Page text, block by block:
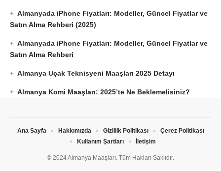
Almanyada iPhone Fiyatları: Modeller, Güncel Fiyatlar ve
Satın Alma Rehberi (2025)
Almanyada iPhone Fiyatları: Modeller, Güncel Fiyatlar ve
Satın Alma Rehberi
Almanya Uçak Teknisyeni Maaşları 2025 Detayı
Almanya Komi Maaşları: 2025’te Ne Beklemelisiniz?
© 2024 Almanya Maaşları. Tüm Hakları Saklıdır.
Ana Sayfa Hakkımızda Gizlilik Politikası
Çerez Politikası
Kullanım Şartları
İletişim